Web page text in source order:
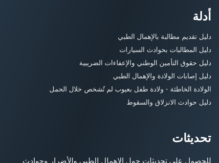
أدلة
دليل تقديم مطالبة بالإهمال الطبي
دليل المطالبات بحوادث السيارات
دليل حقوق التأمين الوطني والإعفاءات الضريبية
دليل إصابات الولادة والإهمال الطبي
الولادة الخاطئة - ولادة طفل بعيوب لم تُشخص خلال الحمل
دليل حوادث الانزلاق والسقوط
تحديثات
للحصول على تحديثات حول الإهمال الطبي والأضرار وحوادث